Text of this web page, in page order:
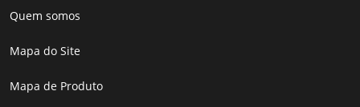
Quem somos
Mapa do Site
Mapa de Produto